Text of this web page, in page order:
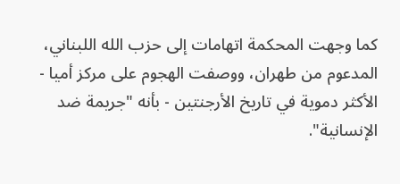
كما وجهت المحكمة اتهامات إلى حزب الله اللبناني،
المدعوم من طهران، ووصفت الهجوم على مركز أميا -
الأكثر دموية في تاريخ الأرجنتين - بأنه "جريمة ضد
الإنسانية".